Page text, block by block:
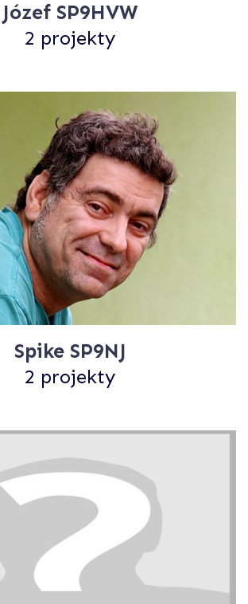
Józef SP9HVW
2 projekty
Spike SP9NJ
2 projekty